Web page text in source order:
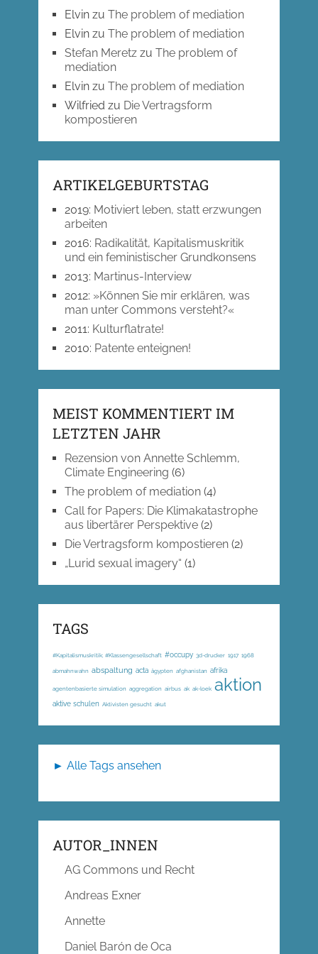
Elvinzu The problem of mediation
Elvinzu The problem of mediation
Stefan Meretzzu The problem of
mediation
Elvinzu The problem of mediation
Wilfried zu Die Vertragsform
kompostieren
ARTIKELGEBURTSTAG
2019: Motiviert leben, statt erzwungen
arbeiten
2016: Radikalität, Kapitalismuskritik
und ein feministischer Grundkonsens
2013: Martinus-Interview
2012: »Können Sie mir erklären, was
man unter Commons versteht?«
2011: Kulturflatrate!
2010: Patente enteignen!
MEIST KOMMENTIERT IM
LETZTEN JAHR
Rezension von Annette Schlemm,
Climate Engineering (6)
The problem of mediation(4)
Call for Papers: Die Klimakatastrophe
aus libertärer Perspektive(2)
Die Vertragsform kompostieren(2)
„Lurid sexual imagery“ (1)
TAGS
#Kapitalismuskritik; #Klassengesellschaft #occupy 3d-drucker 1917 1968
abmahnwahn abspaltung acta ägypten afghanistan afrika
agentenbasierte simulation aggregation airbus ak ak-loek aktion
aktive schulen Aktivisten gesucht akut
► Alle Tags ansehen
AUTOR_INNEN
AG Commons und Recht
Andreas Exner
Annette
Daniel Barón de Oca